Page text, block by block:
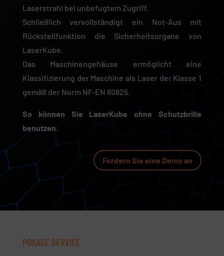
Laserstrahl bei unbefugtem Zugriff.
Schließlich vervollständigt ein Not-Aus mit
Rückstellfunktion die Sicherheitsorgane von
LaserKube.
Das Maschinengehäuse ermöglicht eine
Klassifizierung der Maschine als Laser der Klasse 1
gemäß der Norm NF-EN 60825.
So können Sie LaserKube ohne Schutzbrille
benutzen.
Fordern Sie eine Demo an
POSAGE SERVICE